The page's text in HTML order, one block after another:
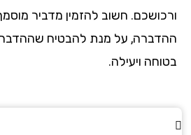
ורכושכם. חשוב להזמין מדביר
ההדברה, על מנת להבטיח
בטוחה ויעילה.